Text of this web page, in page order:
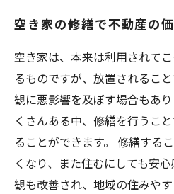
空き家の修繕で不動産の
空き家は、本来は利用されて
るものですが、放置されるこ
観に悪影響を及ぼす場合もあ
くさんある中、修繕を行うこ
ることができます。 修繕する
くなり、また住むにしても安
観も改善され、地域の住みや